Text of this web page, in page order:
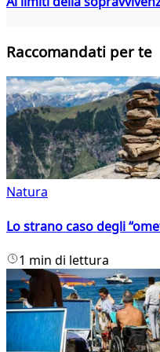
Raccomandati per te
Natura
Lo strano caso degli
1 min di lettura